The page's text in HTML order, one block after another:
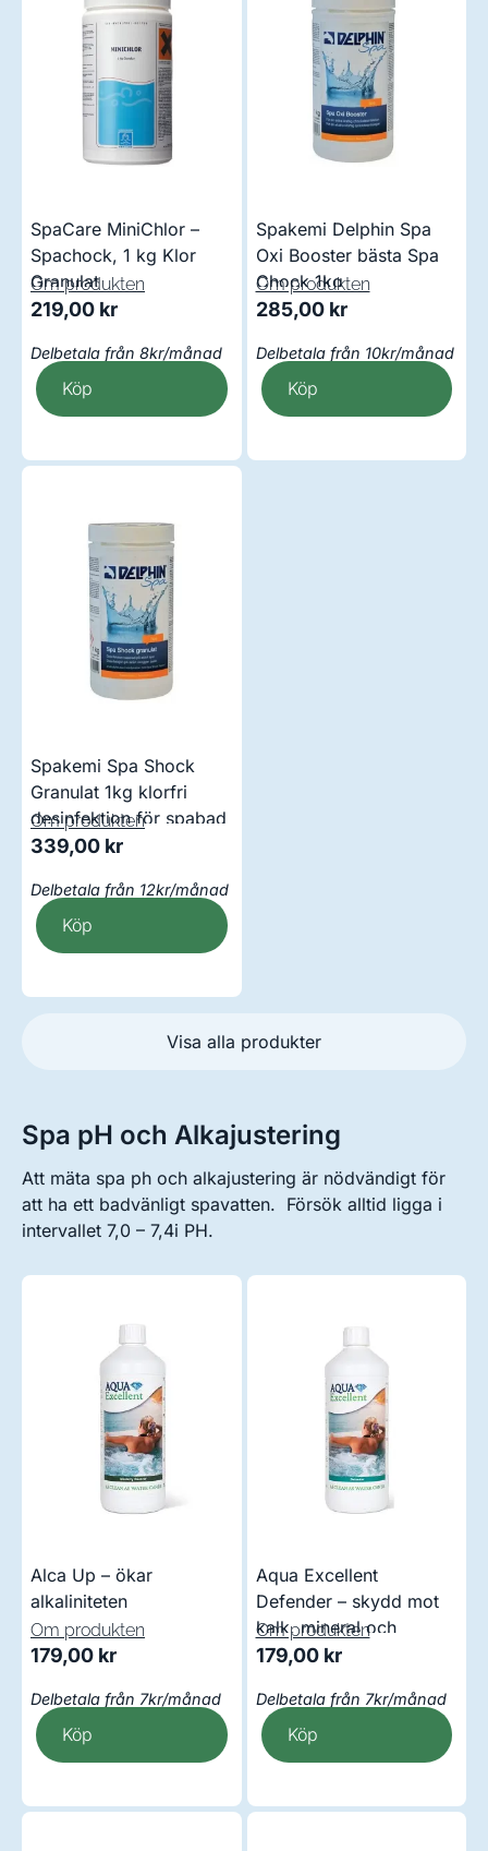
SpaCare MiniChlor –
Spachock, 1 kg Klor
Granulat
Om produkten
219,00 kr
Delbetala från 8kr/månad
Köp
Spakemi Delphin Spa
Oxi Booster bästa Spa
Chock 1kg
Om produkten
285,00 kr
Delbetala från 10kr/månad
Köp
Spakemi Spa Shock
Granulat 1kg klorfri
desinfektion för spabad
Om produkten
339,00 kr
Delbetala från 12kr/månad
Köp
Visa alla produkter
Spa pH och Alkajustering
Att mäta spa ph och alkajustering är nödvändigt för
att ha ett badvänligt spavatten. Försök alltid ligga i
intervallet 7,0 – 7,4i PH.
Alca Up – ökar
alkaliniteten
Om produkten
179,00 kr
Delbetala från 7kr/månad
Köp
Aqua Excellent
Defender – skydd mot
kalk, mineral och
koppar
Om produkten
179,00 kr
Delbetala från 7kr/månad
Köp